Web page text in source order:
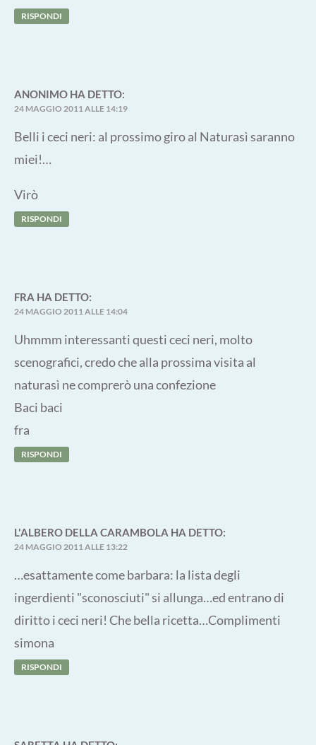
RISPONDI
ANONIMO HA DETTO:
24 MAGGIO 2011 ALLE 14:19
Belli i ceci neri: al prossimo giro al Naturasì saranno
miei!…
Virò
RISPONDI
FRA HA DETTO:
24 MAGGIO 2011 ALLE 14:04
Uhmmm interessanti questi ceci neri, molto
scenografici, credo che alla prossima visita al
naturasì ne comprerò una confezione
Baci baci
fra
RISPONDI
L'ALBERO DELLA CARAMBOLA HA DETTO:
24 MAGGIO 2011 ALLE 13:22
…esattamente come barbara: la lista degli
ingerdienti "sconosciuti" si allunga…ed entrano di
diritto i ceci neri! Che bella ricetta…Complimenti
simona
RISPONDI